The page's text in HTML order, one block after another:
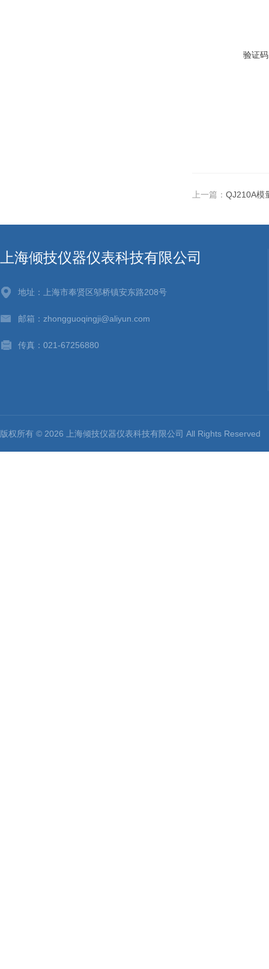
验证
上一篇： QJ210A模
上海倾技仪器仪表科技有限公司
地址：上海市奉贤区邬桥镇安东路208号
邮箱：zhongguoqingji@aliyun.com
传真：021-67256880
版权所有 © 2026 上海倾技仪器仪表科技有限公司 All Rights